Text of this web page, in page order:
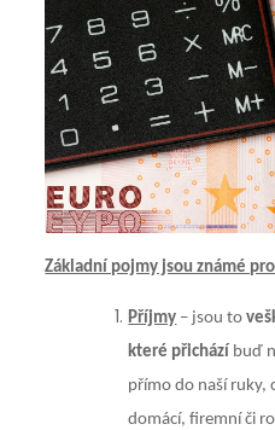
Základní pojmy jsou známé
Příjmy – jsou to
které přichází buď
přímo do naší ruky,
domácí, firemní či